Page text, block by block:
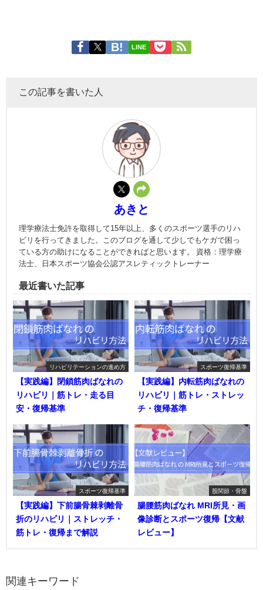
LINE
この記事を書いた人
あきと
理学療法士免許を取得して15年以上、多くのスポーツ選手のリハ
ビリを行ってきました。このブログを通して少しでもケガで困っ
ている方の助けになることができればと思います。 資格：理学療
法士、日本スポーツ協会公認アスレティックトレーナー
最近書いた記事
リハビリテーションの進め方
【実践編】閉鎖筋肉ばなれの
リハビリ｜筋トレ・走る目
安・復帰基準
スポーツ復帰基準
【実践編】内転筋肉ばなれの
リハビリ｜筋トレ・ストレッ
チ・復帰基準
スポーツ復帰基準
【実践編】下前腸骨棘剥離骨
折のリハビリ｜ストレッチ・
筋トレ・復帰まで解説
股関節・骨盤
腸腰筋肉ばなれ MRI所見・画
像診断とスポーツ復帰【文献
レビュー】
関連キーワード